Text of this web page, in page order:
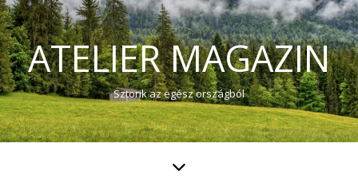
ATELIER MAGAZIN
Sztorik az egész országból